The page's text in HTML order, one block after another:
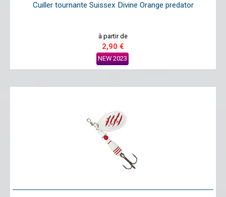
Cuiller tournante Suissex Divine Orange predator
à partir de
2,90 €
NEW 2023